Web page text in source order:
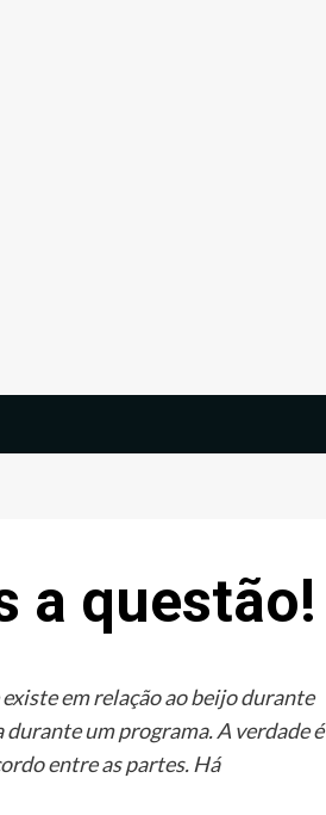
a questão!
em relação ao beijo durante
um programa. A verdade é
entre as partes. Há